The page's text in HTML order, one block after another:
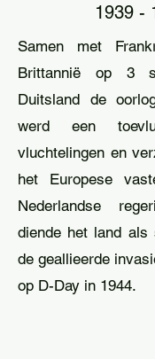
1939 -
Samen met
Brittannië op 3
Duitsland de
werd een
vluchtelingen en
het Europese
Nederlandse
diende het land als
de geallieerde
op D-Day in 1944.